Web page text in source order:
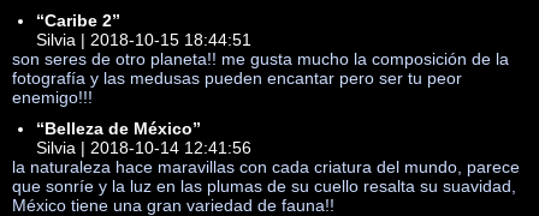
“Caribe 2”
Silvia | 2018-10-15 18:44:51
son seres de otro planeta!! me gusta mucho la composición de la
fotografía y las medusas pueden encantar pero ser tu peor
enemigo!!!
“Belleza de México”
Silvia | 2018-10-14 12:41:56
la naturaleza hace maravillas con cada criatura del mundo, parece
que sonríe y la luz en las plumas de su cuello resalta su suavidad,
México tiene una gran variedad de fauna!!